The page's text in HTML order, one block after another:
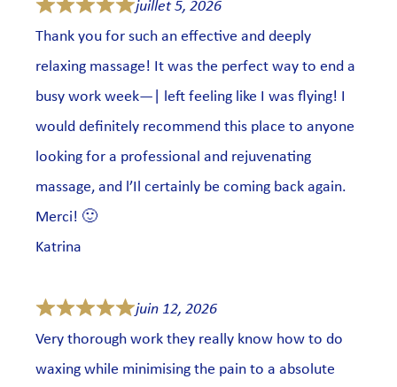
juillet 5, 2026
Thank you for such an effective and deeply
relaxing massage! It was the perfect way to end a
busy work week—| left feeling like I was flying! I
would definitely recommend this place to anyone
looking for a professional and rejuvenating
massage, and l’Il certainly be coming back again.
Merci! 🙂
Katrina
juin 12, 2026
Very thorough work they really know how to do
waxing while minimising the pain to a absolute